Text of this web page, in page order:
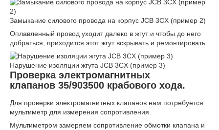
Замыкание силового провода на корпус JCB 3CX (пример 2)
Оплавленный провод уходит далеко в жгут и чтобы до него
добраться, приходится этот жгут вскрывать и ремонтировать.
Нарушение изоляции жгута JCB 3CX (пример 3)
Проверка электромагнитных
клапанов 35/903500 крабового хода.
Для проверки электромагнитных клапанов нам потребуется
мультиметр для измерения сопротивления.
Мультиметром замеряем сопротивление обмотки клапана и